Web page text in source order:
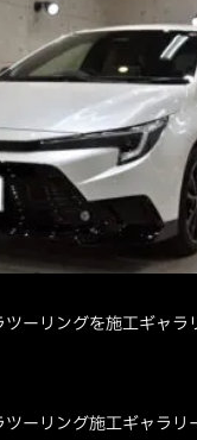
ツーリングを施工ギャラ
ツーリング施工ギャラリ